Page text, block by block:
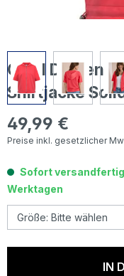
Cecil Damen
Shirtjacke
Regulärer Preis:
49,99 €
Preise inkl. gesetzlicher
Sofort
Werktagen
IN